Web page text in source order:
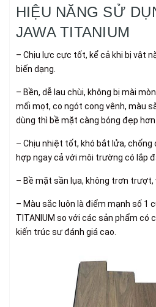
HIỆU NĂNG SỬ
JAWA TITANIUM
– Chịu lực cực tốt, kể cả khi bị vật
biến dạng.
– Bền, dễ lau chùi, không bị mài
mối mọt, co ngót cong vênh, màu
dùng thì bề mặt càng bóng đẹp
– Chịu nhiệt tốt, khó bắt lửa, chống
hợp ngay cả với môi trường có lắp
– Bề mặt sần lụa, không trơn trượt,
– Màu sắc luôn là điểm mạnh số 1
TITANIUM so với các sản phẩm có
kiến trúc sư đánh giá cao.